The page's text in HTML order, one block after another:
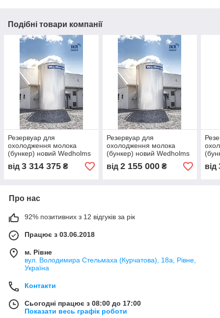
Подібні товари компанії
Резервуар для
охолодження молока
(бункер) новий Wedholms
об'ємом 40000 літрів
від 3 314 375 ₴
Резервуар для
охолодження молока
(бункер) новий Wedholms
об'ємом 10000 літрів
від 2 155 000₴ від
Про нас
92% позитивних з 12 відгуків за рік
Працює з 03.06.2018
м. Рівне
вул. Володимира Стельмаха (Курчатова), 18а, Рівне,
Україна
Контакти
Сьогодні працює з 08:00 до 17:00
Показати весь графік роботи